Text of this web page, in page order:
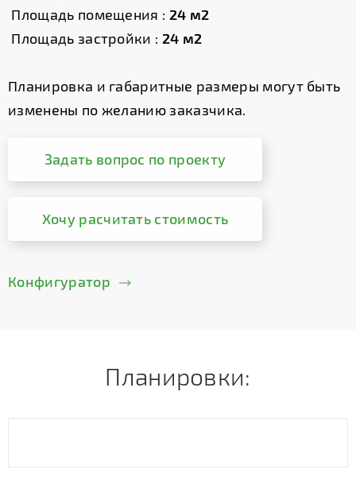
Площадь помещения : 24 м2
Площадь застройки : 24 м2
Планировка и габаритные размеры могут быть
изменены по желанию заказчика.
Задать вопрос по проекту
Хочу расчитать стоимость
Конфигуратор
Планировки: